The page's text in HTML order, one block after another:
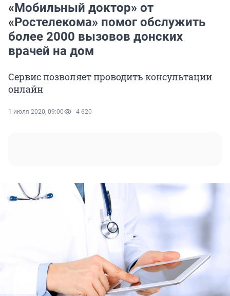
«Мобильный доктор» от
«Ростелекома» помог обслужить
более 2000 вызовов донских
врачей на дом
Сервис позволяет проводить консультации
онлайн
1 июля 2020, 09:00 4 620